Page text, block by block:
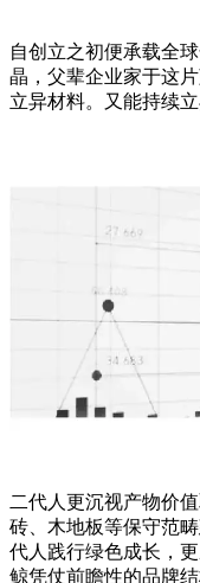
自创立之初便承载全
晶，父辈企业家于这
立异材料。又能持续
二代人更沉视产物价
砖、木地板等保守范
代人践行绿色成长，
鲸凭仗前瞻性的品牌